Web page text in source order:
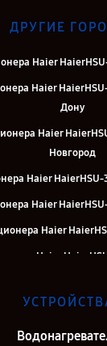
ДРУГИЕ
Haier
Haier
Дону
Haier
Новгород
Haier HaierHSU-
Haier
Haier
Haier
Haier
Haier